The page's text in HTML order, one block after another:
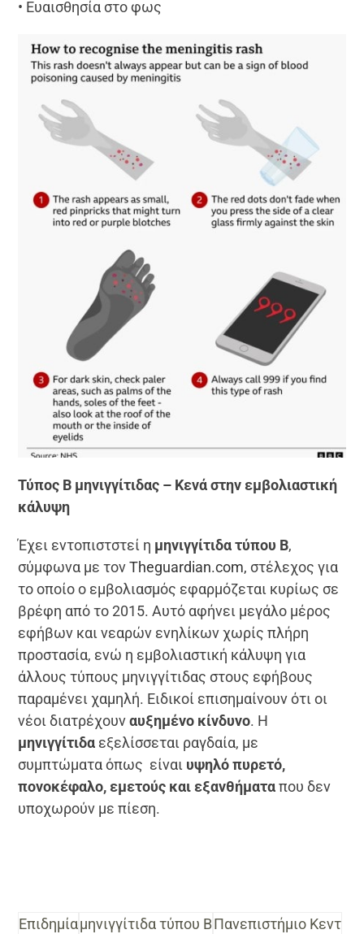
• Ευαισθησία στο φως
Τύπος Β μηνιγγίτιδας – Κενά στην εμβολιαστική
κάλυψη
Έχει εντοπιστστεί η μηνιγγίτιδα τύπου Β,
σύμφωνα με τονTheguardian.com, στέλεχος για
το οποίο ο εμβολιασμός εφαρμόζεται κυρίως σε
βρέφη από το 2015. Αυτό αφήνει μεγάλο μέρος
εφήβων και νεαρών ενηλίκων χωρίς πλήρη
προστασία, ενώ η εμβολιαστική κάλυψη για
άλλους τύπους μηνιγγίτιδας στους εφήβους
παραμένει χαμηλή. Ειδικοί επισημαίνουν ότι οι
νέοι διατρέχουναυξημένο κίνδυνο. Η
μηνιγγίτιδα εξελίσσεται ραγδαία, με
συμπτώματα όπως είναι υψηλό πυρετό,
πονοκέφαλο, εμετούς και εξανθήματαπου δεν
υποχωρούν με πίεση.
Επιδημίαμηνιγγίτιδα τύπου ΒΠανεπιστήμιο Κεντ